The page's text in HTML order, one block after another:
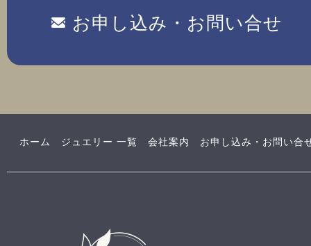
お申し込み・お問い合せ
ホーム ジュエリー 一覧 会社案内 お申し込み・お問い合